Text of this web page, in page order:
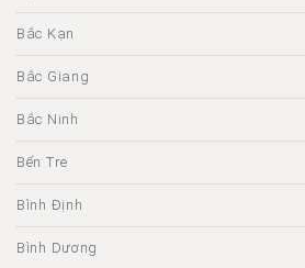
Bắc Kạn
Bắc Giang
Bắc Ninh
Bến Tre
Bình Định
Bình Dương